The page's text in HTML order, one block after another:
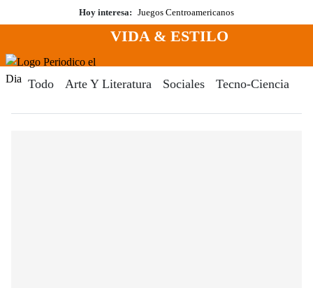
al
Hoy interesa: Juegos Centroamericanos
Menú
VIDA & ESTILO
Todo Arte Y Literatura Sociales Tecno-Ciencia